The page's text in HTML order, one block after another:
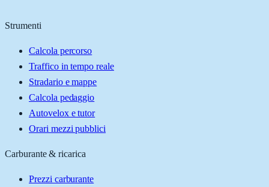
Strumenti
Calcola percorso
Traffico in tempo reale
Stradario e mappe
Calcola pedaggio
Autovelox e tutor
Orari mezzi pubblici
Carburante & ricarica
Prezzi carburante